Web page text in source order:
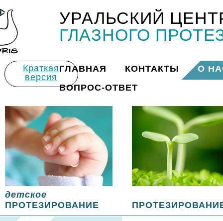
УРАЛЬСКИЙ
ГЛАЗНОГО
Краткая
версия
ГЛАВНАЯ КОНТАКТЫ
О
ВОПРОС-ОТВЕТ
детское
ПРОТЕЗИРОВАНИЕ